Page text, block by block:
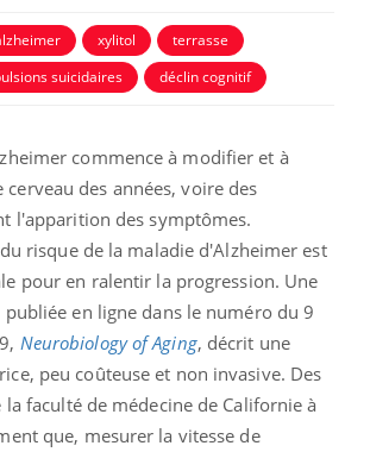
xylitol
terrasse
suicidaires déclin cognitif
commence à modifier et à
des années, voire des
l'apparition des symptômes.
risque de la maladie d'Alzheimer est
pour en ralentir la progression. Une
publiée en ligne dans le numéro du 9
Neurobiology of Aging, décrit une
peu coûteuse et non invasive. Des
faculté de médecine de Californie à
que, mesurer la vitesse de